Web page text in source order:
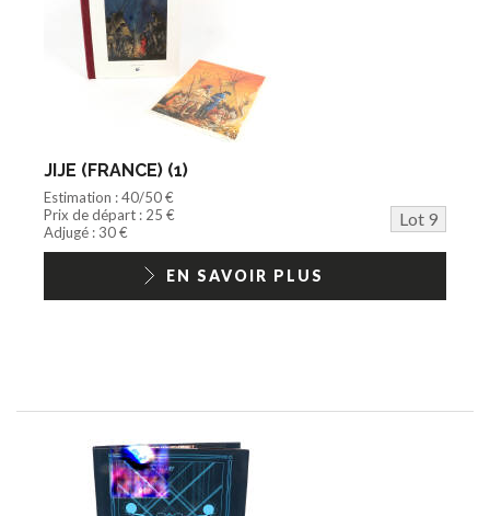
JIJE (FRANCE) (1)
Estimation : 40/50 €
Prix de départ : 25 €
Lot 9
Adjugé : 30 €
EN SAVOIR PLUS